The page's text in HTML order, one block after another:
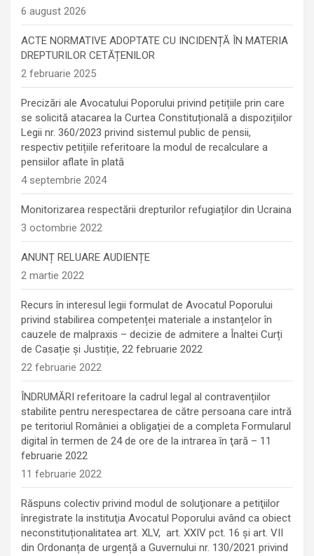
6 august 2026
ACTE NORMATIVE ADOPTATE CU INCIDENȚĂ ÎN MATERIA
DREPTURILOR CETĂȚENILOR
2 februarie 2025
Precizări ale Avocatului Poporului privind petițiile prin care
se solicită atacarea la Curtea Constituțională a dispozițiilor
Legii nr. 360/2023 privind sistemul public de pensii,
respectiv petițiile referitoare la modul de recalculare a
pensiilor aflate în plată
4 septembrie 2024
Monitorizarea respectării drepturilor refugiaților din Ucraina
3 octombrie 2022
ANUNȚ RELUARE AUDIENȚE
2 martie 2022
Recurs în interesul legii formulat de Avocatul Poporului
privind stabilirea competenței materiale a instanțelor în
cauzele de malpraxis – decizie de admitere a Înaltei Curți
de Casație și Justiție, 22 februarie 2022
22 februarie 2022
ÎNDRUMĂRI referitoare la cadrul legal al contravențiilor
stabilite pentru nerespectarea de către persoana care intră
pe teritoriul României a obligaţiei de a completa Formularul
digital în termen de 24 de ore de la intrarea în ţară – 11
februarie 2022
11 februarie 2022
Răspuns colectiv privind modul de soluţionare a petiţiilor
înregistrate la instituţia Avocatul Poporului având ca obiect
neconstituționalitatea art. XLV, art. XXIV pct. 16 și art. VII
din Ordonanța de urgență a Guvernului nr. 130/2021 privind